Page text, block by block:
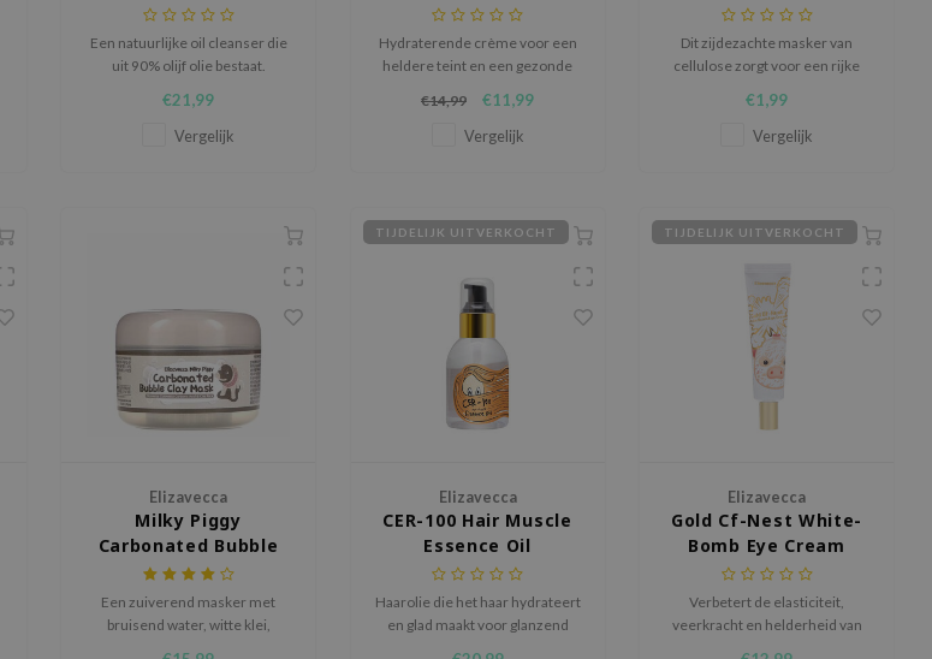
Een natuurlijke oil cleanser die
uit 90% olijf olie bestaat.
€21,99
Vergelijk
Hydraterende crème voor een
heldere teint en een gezonde
€14,99 €11,99
Vergelijk
Dit zijdezachte masker van
cellulose zorgt voor een rijke
huidstructuur voor een mooie
egale huid.
€1,99
Vergelijk
Elizavecca
Milky Piggy
Carbonated Bubble
Clay Mask
Een zuiverend masker met
bruisend water, witte klei,
TIJDELIJK UITVERKOCHT
Elizavecca
CER-100 Hair Muscle
Essence Oil
Haarolie die het haar hydrateert
en glad maakt voor glanzend
TIJDELIJK UITVERKOCHT
Elizavecca
Gold Cf-Nest White-
Bomb Eye Cream
Verbetert de elasticiteit,
veerkracht en helderheid van